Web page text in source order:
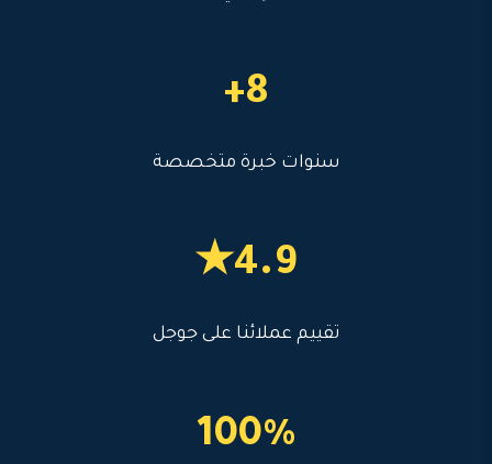
8+
سنوات خبرة متخصصة
4.9★
تقييم عملائنا على جوجل
100%